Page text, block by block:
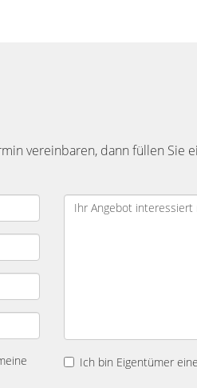
vereinbaren, dann füllen Sie
Ich bin Eigentümer